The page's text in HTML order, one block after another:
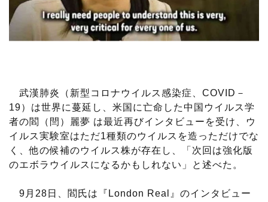
武漢肺炎（新型コロナウイルス感染症、COVID－
19）は世界に蔓延し、米国に亡命した中国ウイルス学
者の閻（閆）麗夢 は最近再びインタビューを受け、ウ
イルス実験室はただ1種類のウイルスを造っただけでな
く、他の候補のウイルス株が存在し、「次回は強化版
のエボラウイルスになるかもしれない」と述べた。
9月28日、閻氏は『London Real』のインタビュー